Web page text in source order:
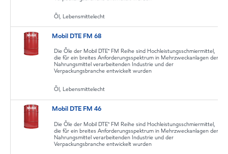
Öl, Lebensmittelecht
Mobil DTE FM 68
Die Öle der Mobil DTE™ FM Reihe sind Hochleistungsschmiermittel,
die für ein breites Anforderungsspektrum in Mehrzweckanlagen der
Nahrungsmittel verarbeitenden Industrie und der
Verpackungsbranche entwickelt wurden
Öl, Lebensmittelecht
Mobil DTE FM 46
Die Öle der Mobil DTE™ FM Reihe sind Hochleistungsschmiermittel,
die für ein breites Anforderungsspektrum in Mehrzweckanlagen der
Nahrungsmittel verarbeitenden Industrie und der
Verpackungsbranche entwickelt wurden